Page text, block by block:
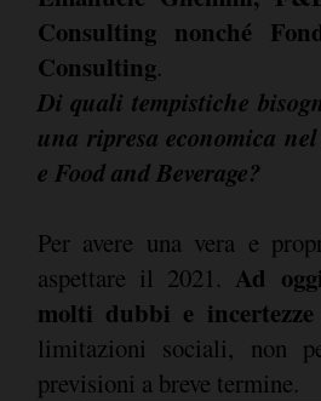
Consulting nonché
Consulting.
Di quali tempistiche
una ripresa economica
e Food and Beverage?
Per avere una vera e
aspettare il 2021. Ad
molti dubbi e incertezze
limitazioni sociali, non
previsioni a breve termine.